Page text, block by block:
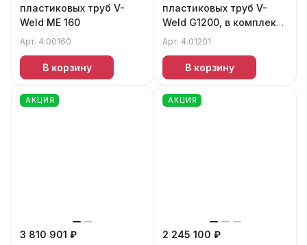
пластиковых труб V-
Weld ME 160
Арт. 4.00160
В корзину
пластиковых труб V-
Weld G1200, в комплекте
с кран-балкой.
Арт. 4.01201
В корзину
АКЦИЯ
3 810 901 ₽
АКЦИЯ
2 245 100 ₽